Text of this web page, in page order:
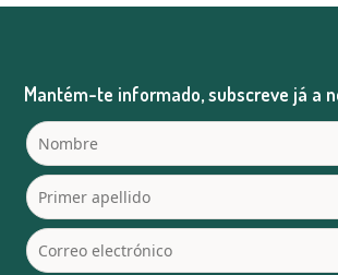
Mantém-te informado, subscreve já a